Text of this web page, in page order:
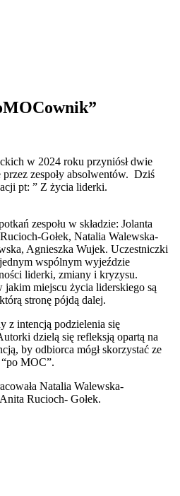
w 2024 roku przyniósł dwie
zespoły absolwentów. Dziś
pt: ” Z życia liderki.
zespołu w składzie: Jolanta
Gołek, Natalia Walewska-
Agnieszka Wujek. Uczestniczki
wspólnym wyjeździe
liderki, zmiany i kryzysu.
jakim miejscu życia liderskiego są
stronę pójdą dalej.
z intencją podzielenia się
dzielą się refleksją opartą na
by odbiorca mógł skorzystać ze
MOC”.
Natalia Walewska-
Rucioch- Gołek.